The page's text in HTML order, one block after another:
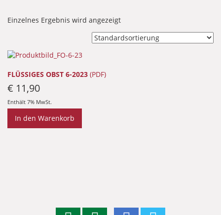
Einzelnes Ergebnis wird angezeigt
FLÜSSIGES OBST 6-2023 (PDF)
€ 11,90
Enthält 7% MwSt.
In den Warenkorb